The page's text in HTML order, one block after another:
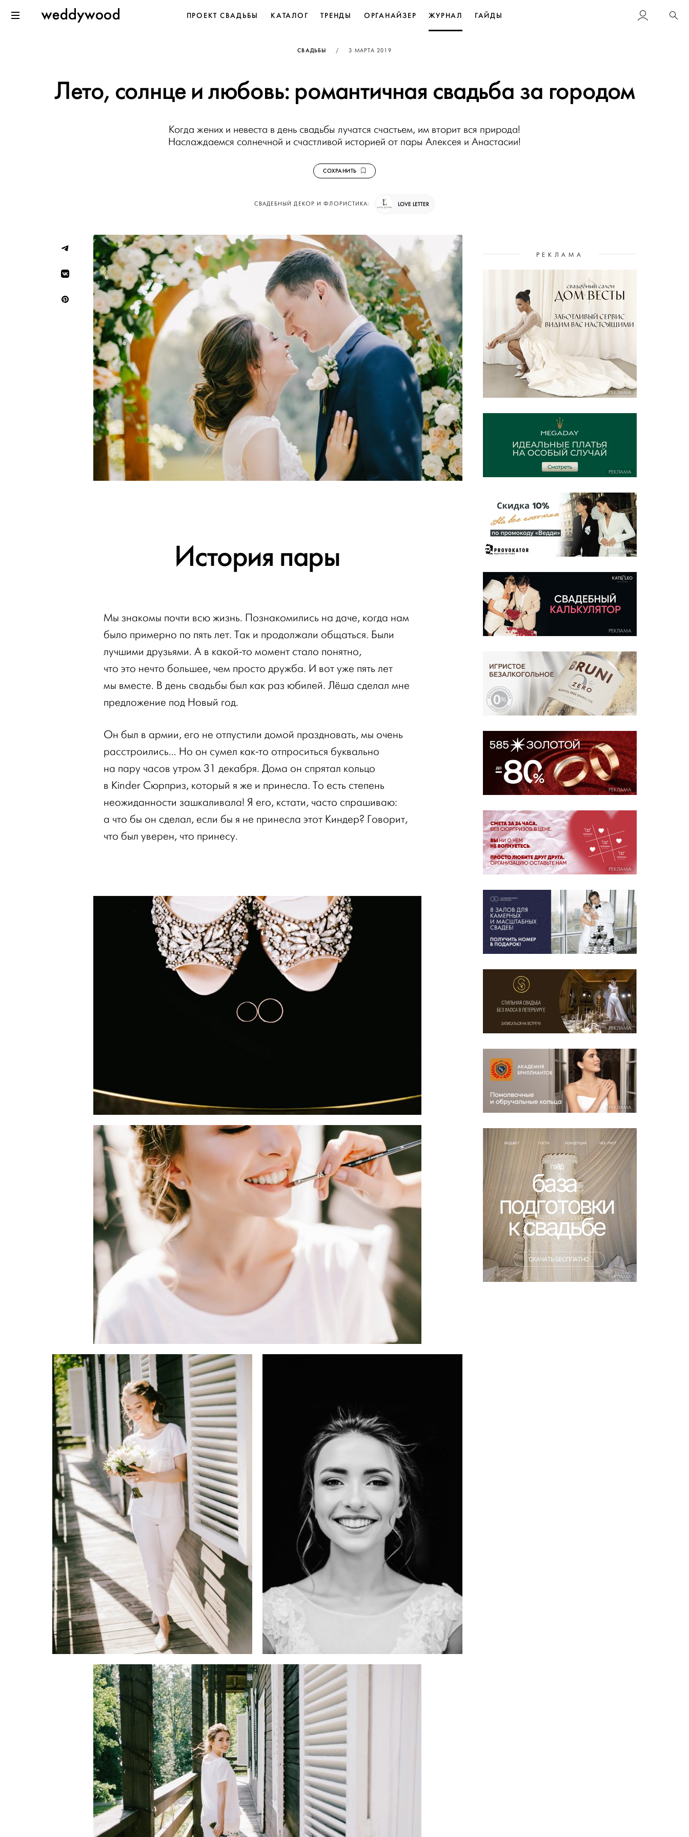
к содержанию
WeddywoodПРОЕКТ СВАДЬБЫ КАТАЛОГ ТРЕНДЫ ОРГАНАЙЗЕР ЖУРНАЛ ГАЙДЫ
СВАДЬБЫ / ОПУБЛИКОВАНО
3 МАРТА 2019
Лето, солнце и любовь: романтичная свадьба за городом
Когда жених и невеста в день свадьбы лучатся счастьем, им вторит вся природа!
Наслаждаемся солнечной и счастливой историей от пары Алексея и Анастасии!
СОХРАНИТЬ
СВАДЕБНЫЙ ДЕКОР И ФЛОРИСТИКА: LOVE LETTER
История пары
Мы знакомы почти всю жизнь. Познакомились на даче, когда нам
было примерно по пять лет. Так и продолжали общаться. Были
лучшими друзьями. А в какой-то момент стало понятно,
что это нечто большее, чем просто дружба. И вот уже пять лет
мы вместе. В день свадьбы был как раз юбилей. Лёша сделал мне
предложение под Новый год.
Он был в армии, его не отпустили домой праздновать, мы очень
расстроились… Но он сумел как-то отпроситься буквально
на пару часов утром 31 декабря. Дома он спрятал кольцо
в Kinder Сюрприз, который я же и принесла. То есть степень
неожиданности зашкаливала! Я его, кстати, часто спрашиваю:
а что бы он сделал, если бы я не принесла этот Киндер? Говорит,
что был уверен, что принесу.
РЕКЛАМА
РЕКЛАМА
РЕКЛАМА
РЕКЛАМА
РЕКЛАМА
РЕКЛАМА
РЕКЛАМА
РЕКЛАМА
РЕКЛАМА
РЕКЛАМА
РЕКЛАМА
РЕКЛАМА